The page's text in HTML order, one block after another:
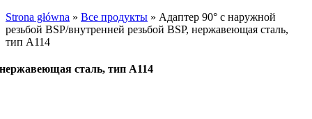
Strona główna » Все продукты » Адаптер 90° с наружной
резьбой BSP/внутренней резьбой BSP, нержавеющая сталь,
тип A114
нержавеющая сталь, тип A114